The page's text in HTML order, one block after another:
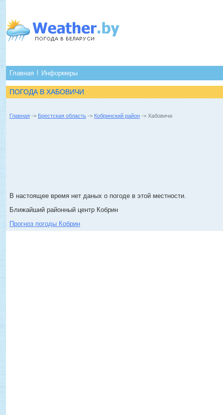
Главная Информеры
ПОГОДА В ХАБОВИЧИ
Главная -> Брестская область -> Кобринский район -> Хабовичи
В настоящее время нет даных о погоде в этой местности.
Ближайший районный центр Кобрин
Прогноз погоды Кобрин